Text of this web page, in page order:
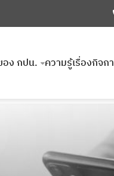
อง กปน. ความรู้เรื่องกิจก